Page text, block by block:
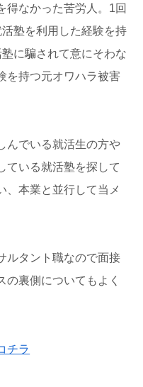
得なかった苦労人。1回
塾を利用した経験を持
に騙されて意にそわな
を持つ元オワハラ被害
んでいる就活生の方や
ている就活塾を探して
、本業と並行して当メ
ルタント職なので面接
の裏側についてもよく
チラ